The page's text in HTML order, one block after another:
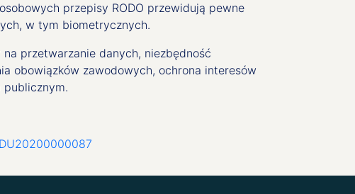
przepisy RODO przewidują pewne
w tym biometrycznych.
przetwarzanie danych, niezbędność
obowiązków zawodowych, ochrona interesów
publicznym.